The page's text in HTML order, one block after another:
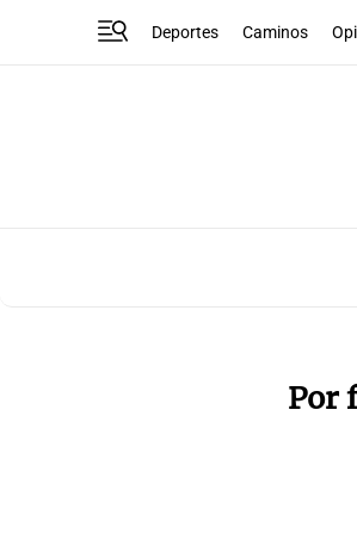
Deportes Caminos
Por